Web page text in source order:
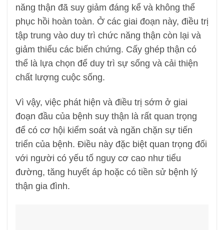
năng thận đã suy giảm đáng kể và không thể
phục hồi hoàn toàn. Ở các giai đoạn này, điều trị
tập trung vào duy trì chức năng thận còn lại và
giảm thiểu các biến chứng. Cấy ghép thận có
thể là lựa chọn để duy trì sự sống và cải thiện
chất lượng cuộc sống.
Vì vậy, việc phát hiện và điều trị sớm ở giai
đoạn đầu của bệnh suy thận là rất quan trọng
để có cơ hội kiểm soát và ngăn chặn sự tiến
triển của bệnh. Điều này đặc biệt quan trọng đối
với người có yếu tố nguy cơ cao như tiểu
đường, tăng huyết áp hoặc có tiền sử bệnh lý
thận gia đình.